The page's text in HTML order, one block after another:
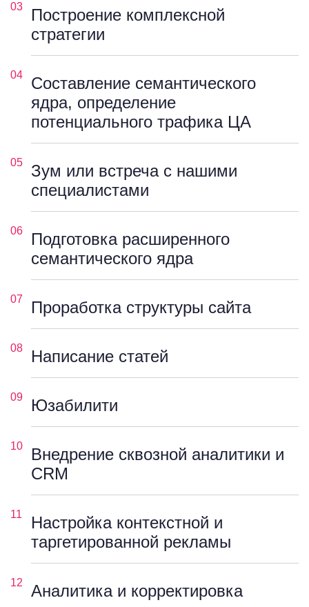
03
Построение комплексной
стратегии
04
Составление семантического
ядра, определение
потенциального трафика ЦА
05
Зум или встреча с нашими
специалистами
06
Подготовка расширенного
семантического ядра
07 Проработка структуры сайта
08 Написание статей
09 Юзабилити
10
Внедрение сквозной аналитики и
CRM
11
Настройка контекстной и
таргетированной рекламы
12 Аналитика и корректировка